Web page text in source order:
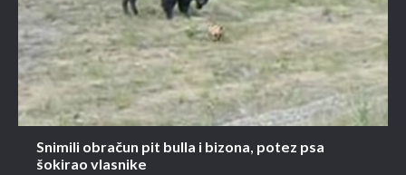
Snimili obračun pit bulla i bizona, potez psa
šokirao vlasnike